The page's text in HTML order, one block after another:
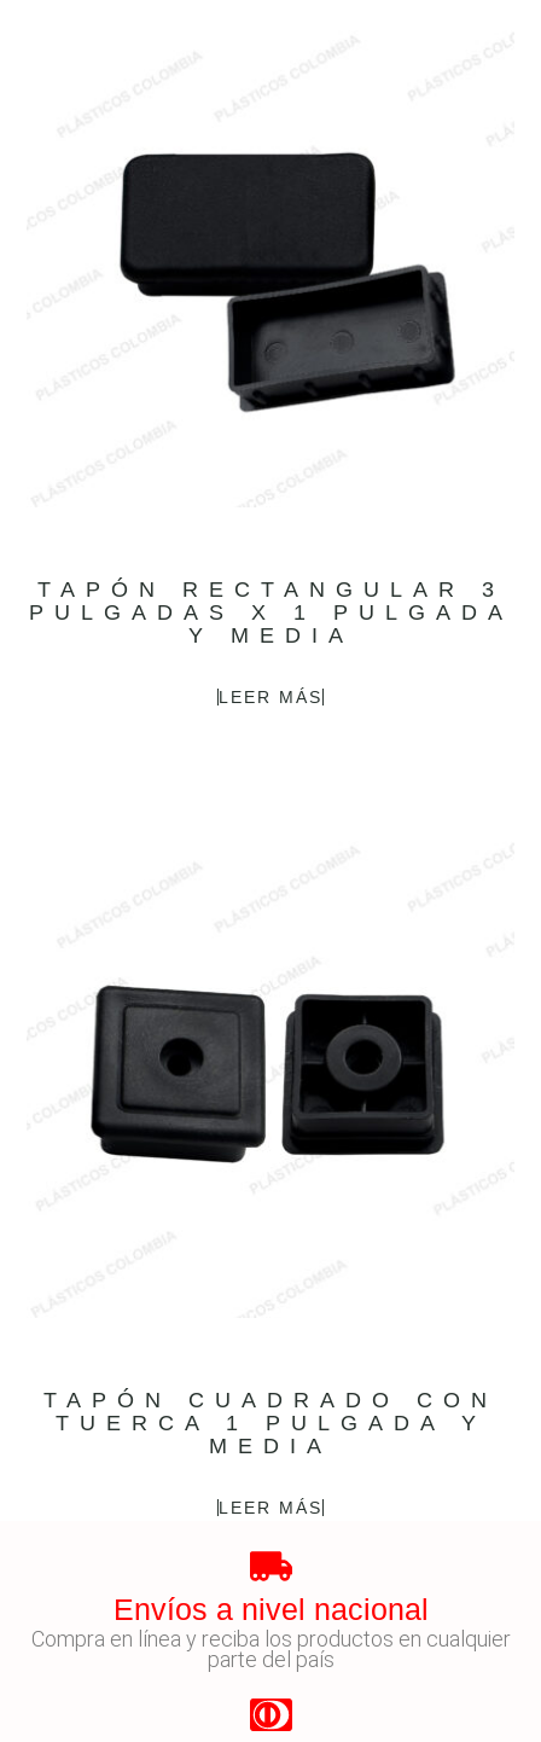
TAPÓN RECTANGULAR 3
PULGADAS X 1 PULGADA
Y MEDIA
LEER MÁS
TAPÓN CUADRADO CON
TUERCA 1 PULGADA Y
MEDIA
LEER MÁS
Envíos a nivel nacional
Compra en línea y reciba los productos en cualquier
parte del país